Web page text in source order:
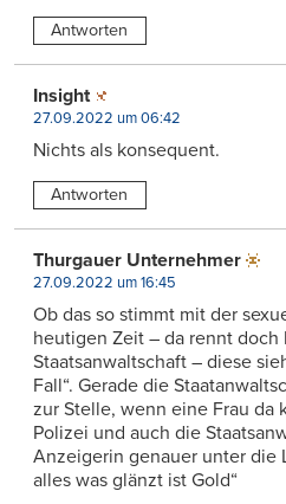
Antworten
Insight
27.09.2022 um 06:42
Nichts als konsequent.
Antworten
Thurgauer Unternehmer
27.09.2022 um 16:45
Ob das so stimmt mit der
heutigen Zeit – da rennt
Staatsanwaltschaft – diese
Fall“. Gerade die
zur Stelle, wenn eine Frau da
Polizei und auch die
Anzeigerin genauer unter die
alles was glänzt ist Gold“